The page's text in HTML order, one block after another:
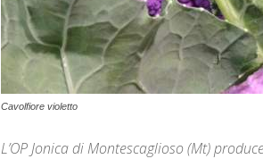
Cavolfiore violetto
L’OP Jonica di Montescaglioso (Mt)